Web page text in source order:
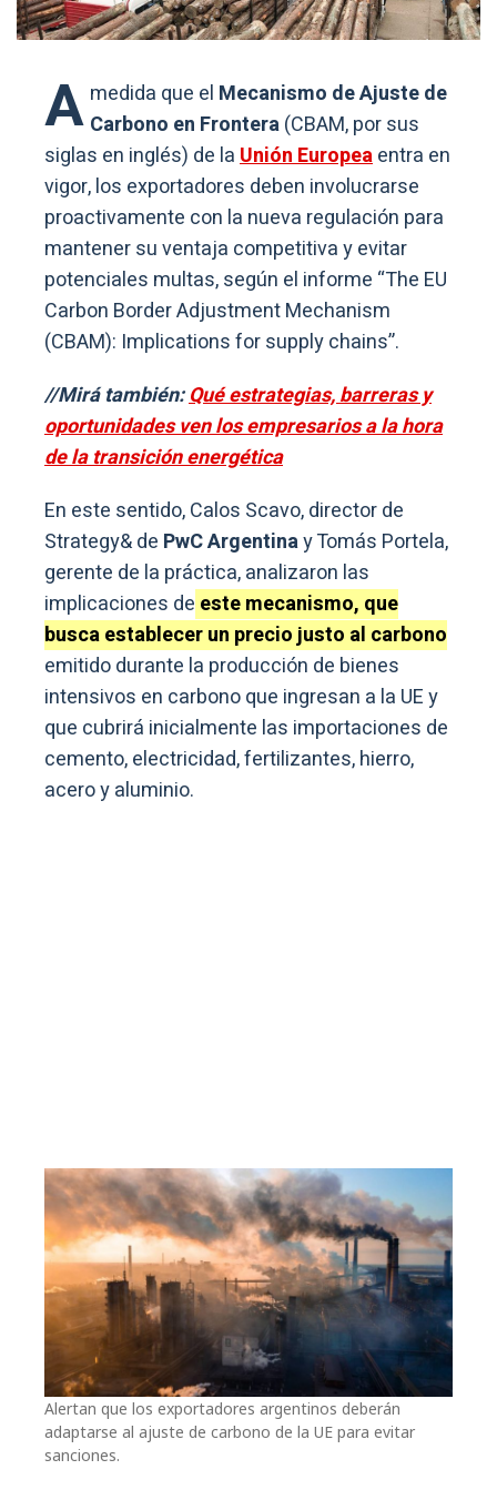
A medida que el Mecanismo de Ajuste de
Carbono en Frontera(CBAM, por sus
siglas en inglés) de laUnión Europeaentra en
vigor, los exportadores deben involucrarse
proactivamente con la nueva regulación para
mantener su ventaja competitiva y evitar
potenciales multas, según el informe “The EU
Carbon Border Adjustment Mechanism
(CBAM): Implications for supply chains”.
//Mirá también:Qué estrategias, barreras y
oportunidades ven los empresarios a la hora
de la transición energética
En este sentido, Calos Scavo, director de
Strategy& de PwC Argentinay Tomás Portela,
gerente de la práctica, analizaron las
implicaciones de este mecanismo, que
busca establecer un precio justo al carbono
emitido durante la producción de bienes
intensivos en carbono que ingresan a la UE y
que cubrirá inicialmente las importaciones de
cemento, electricidad, fertilizantes, hierro,
acero y aluminio.
Alertan que los exportadores argentinos deberán
adaptarse al ajuste de carbono de la UE para evitar
sanciones.